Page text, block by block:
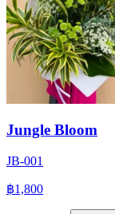
Jungle Bloom
JB-001
฿1,800